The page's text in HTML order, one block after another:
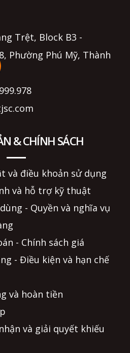
Trệt, Block B3 -
Phường Phú Mỹ, Thành
& CHÍNH SÁCH
và điều khoản sử dụng
và hỗ trợ kỹ thuật
- Quyền và nghĩa vụ
- Chính sách giá
- Điều kiện và hạn chế
và hoàn tiền
và giải quyết khiếu